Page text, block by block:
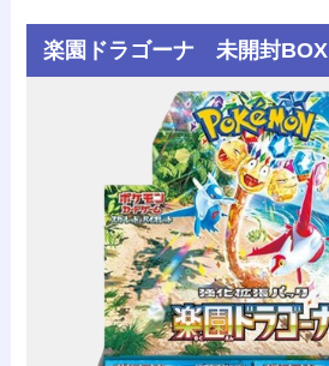
楽園ドラゴーナ 未開封BOX